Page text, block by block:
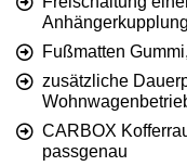
Anhängerkupplung
Fußmatten
zusätzliche
CARBOX
passgenau